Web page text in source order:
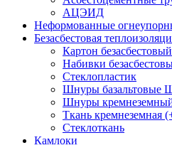
АЦЭИД
Неформованные
Безасбестовая
Картон безасбестовый
Набивки
Стеклопластик
Шнуры базальтовые
Шнуры
Ткань кремнеземная
Стеклоткань
Камлоки